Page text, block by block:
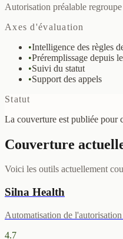
Autorisation préalable
Axes d'évaluation
•Intelligence des règles
•Préremplissage depuis
•Suivi du statut
•Support des appels
Statut
La couverture est publiée pour
Couverture
Voici les outils actuellement
Silna Health
Automatisation de
4.7